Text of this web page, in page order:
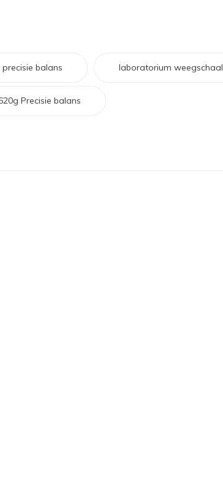
balans laboratorium weegschaal
Precisie balans